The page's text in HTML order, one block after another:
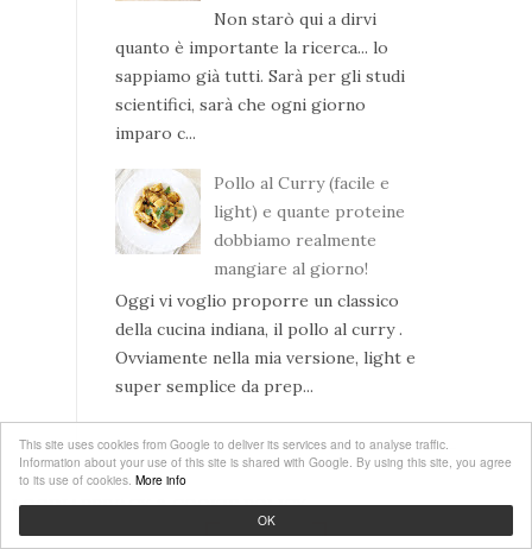
OK
This site uses cookies from Google to deliver its services and to analyse traffic.
Information about your use of this site is shared with Google. By using this site, you agree
to its use of cookies. More info
Non starò qui a dirvi
quanto è importante la ricerca... lo
sappiamo già tutti. Sarà per gli studi
scientifici, sarà che ogni giorno
imparo c...
Pollo al Curry (facile e
light) e quante proteine
dobbiamo realmente
mangiare al giorno!
Oggi vi voglio proporre un classico
della cucina indiana, il pollo al curry .
Ovviamente nella mia versione, light e
super semplice da prep...
LOGIN|PRIVACY & COOKIE POLICY